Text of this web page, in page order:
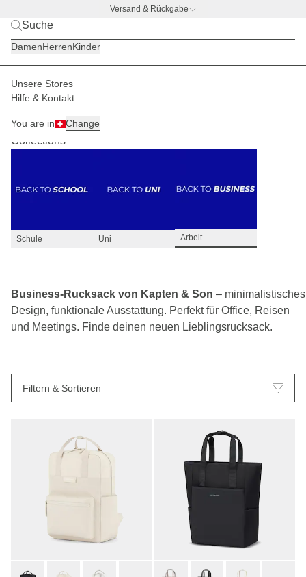
Versand & Rückgabe
DamenHerrenKinder
Unsere Stores
Hilfe & Kontakt
You are in Change
Business Rucksack
Collections
Schule Uni Arbeit
Business-Rucksack von Kapten & Son – minimalistisches
Design, funktionale Ausstattung. Perfekt für Office, Reisen
und Meetings. Finde deinen neuen Lieblingsrucksack.
Filtern & Sortieren